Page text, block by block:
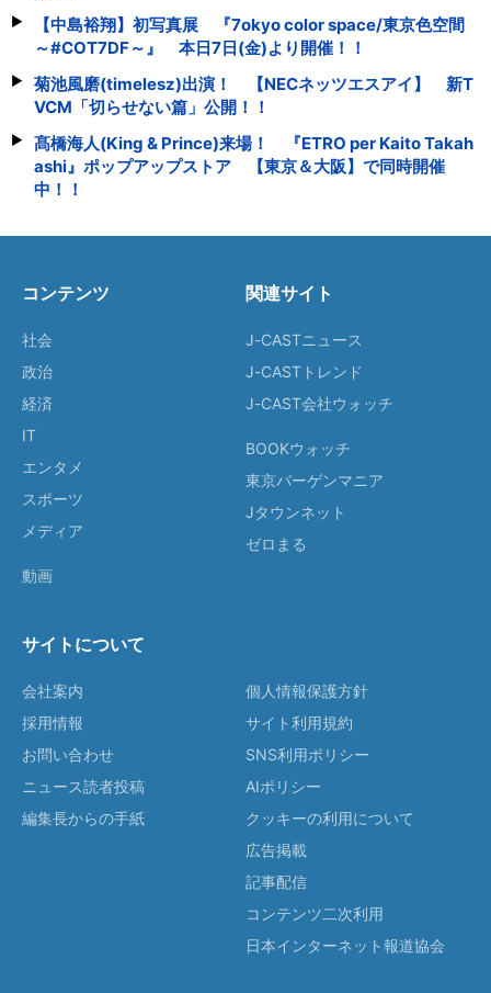
【中島裕翔】初写真展 『7okyo color space/東京色空間
～#COT7DF～』 本日7日(金)より開催！！
菊池風磨(timelesz)出演！ 【NECネッツエスアイ】 新T
VCM「切らせない篇」公開！！
髙橋海人(King & Prince)来場！ 『ETRO per Kaito Takah
ashi』ポップアップストア 【東京＆大阪】で同時開催
中！！
コンテンツ
社会
政治
経済
IT
エンタメ
スポーツ
メディア
動画
関連サイト
J-CASTニュース
J-CASTトレンド
J-CAST会社ウォッチ
BOOKウォッチ
東京バーゲンマニア
Jタウンネット
ゼロまる
サイトについて
会社案内
採用情報
お問い合わせ
ニュース読者投稿
編集長からの手紙
個人情報保護方針
サイト利用規約
SNS利用ポリシー
AIポリシー
クッキーの利用について
広告掲載
記事配信
コンテンツ二次利用
日本インターネット報道協会